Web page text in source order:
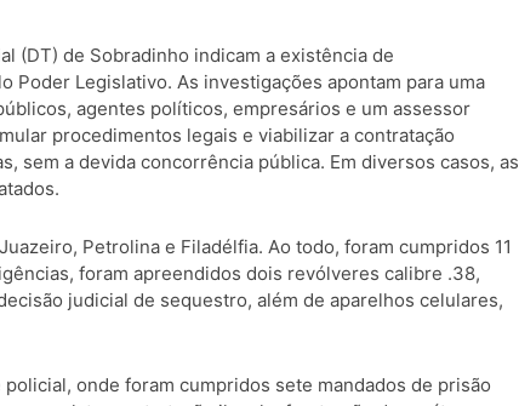
(DT) de Sobradinho indicam a existência de
Poder Legislativo. As investigações apontam para uma
agentes políticos, empresários e um assessor
procedimentos legais e viabilizar a contratação
sem a devida concorrência pública. Em diversos casos, as
Petrolina e Filadélfia. Ao todo, foram cumpridos 11
foram apreendidos dois revólveres calibre .38,
judicial de sequestro, além de aparelhos celulares,
onde foram cumpridos sete mandados de prisão